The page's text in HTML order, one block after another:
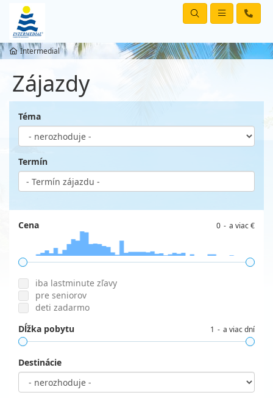
Intermedial
Zájazdy
Téma
Termín
Cena 0 a viac €
iba lastminute zľavy
pre seniorov
deti zadarmo
Dĺžka pobytu
1 a viac dní
Destinácie